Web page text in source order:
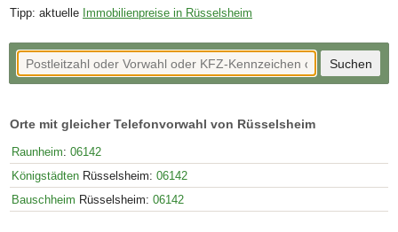
Tipp: aktuelle Immobilienpreise in Rüsselsheim
Orte mit gleicher Telefonvorwahl von Rüsselsheim
Raunheim: 06142
Königstädten Rüsselsheim: 06142
Bauschheim Rüsselsheim: 06142